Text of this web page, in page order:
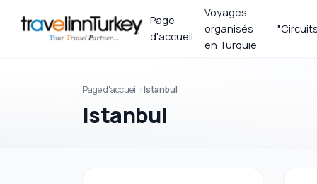
Page
d'accueil
Voyages
organisés
en Turquie
Page d'accueil Istanbul
Istanbul